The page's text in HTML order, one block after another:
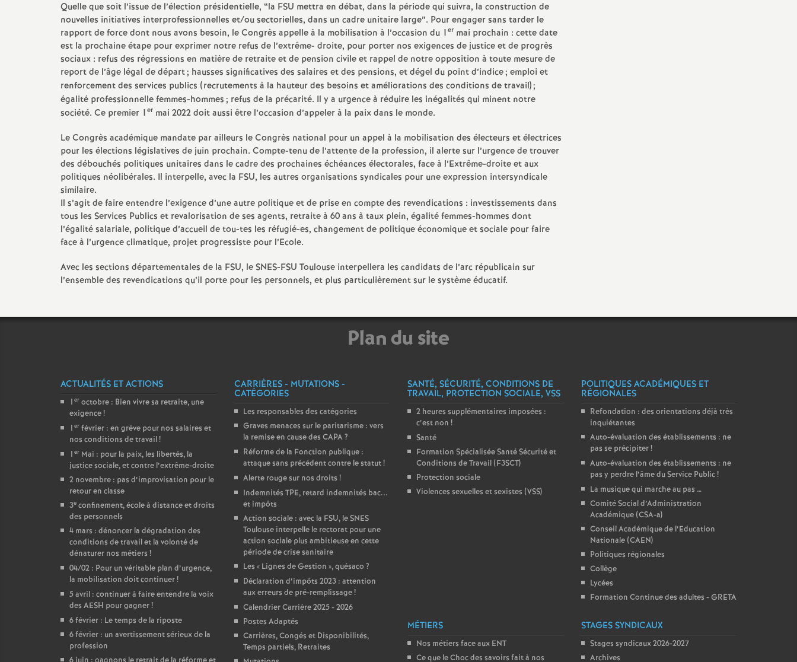
n
t
s
d
e
S
e
c
o
d
e
g
r
é
O
r
l
é
a
Quelle que soit l’issue de l’élection présidentielle, “la FSU mettra en débat, dans la période qui suivra, la construction de
nouvelles initiatives interprofessionnelles et/ou sectorielles, dans un cadre unitaire large”. Pour engager sans tarder le
rapport de force dont nous avons besoin, le Congrès appelle à la mobilisation à l’occasion du 1er mai prochain : cette date
est la prochaine étape pour exprimer notre refus de l’extrême- droite, pour porter nos exigences de justice et de progrès
sociaux : refus des régressions en matière de retraite et de pension civile et rappel de notre opposition à toute mesure de
report de l’âge légal de départ; hausses significatives des salaires et des pensions, et dégel du point d’indice; emploi et
renforcement des services publics (recrutements à la hauteur des besoins et améliorations des conditions de travail);
égalité professionnelle femmes-hommes; refus de la précarité. Il y a urgence à réduire les inégalités qui minent notre
société. Ce premier 1er mai 2022 doit aussi être l’occasion d’appeler à la paix dans le monde.
Le Congrès académique mandate par ailleurs le Congrès national pour un appel à la mobilisation des électeurs et électrices
pour les élections législatives de juin prochain. Compte-tenu de l’attente de la profession, il alerte sur l’urgence de trouver
des débouchés politiques unitaires dans le cadre des prochaines échéances électorales, face à l’Extrême-droite et aux
politiques néolibérales. Il interpelle, avec la FSU, les autres organisations syndicales pour une expression intersyndicale
similaire.
Il s’agit de faire entendre l’exigence d’une autre politique et de prise en compte des revendications : investissements dans
tous les Services Publics et revalorisation de ses agents, retraite à 60 ans à taux plein, égalité femmes-hommes dont
l’égalité salariale, politique d’accueil de tou-tes les réfugié-es, changement de politique économique et sociale pour faire
face à l’urgence climatique, projet progressiste pour l’Ecole.
Avec les sections départementales de la FSU, le SNES-FSU Toulouse interpellera les candidats de l’arc républicain sur
l’ensemble des revendications qu’il porte pour les personnels, et plus particulièrement sur le système éducatif.
Plan du site
ACTUALITÉS ET ACTIONS
1 er octobre : Bien vivre sa retraite, une
exigence!
1 er février : en grève pour nos salaires et
nos conditions de travail!
1 er Mai : pour la paix, les libertés, la
justice sociale, et contre l’extrême-droite
2 novembre : pas d’improvisation pour le
retour en classe
3e confinement, école à distance et droits
des personnels
4 mars : dénoncer la dégradation des
conditions de travail et la volonté de
dénaturer nos métiers !
04/02 : Pour un véritable plan d’urgence,
la mobilisation doit continuer!
5 avril : continuer à faire entendre la voix
des AESH pour gagner!
6 février : Le temps de la riposte
6 février : un avertissement sérieux de la
profession
CARRIÈRES - MUTATIONS -
CATÉGORIES
Les responsables des catégories
Graves menaces sur le paritarisme : vers
la remise en cause des CAPA?
Réforme de la Fonction publique :
attaque sans précédent contre le statut!
Alerte rouge sur nos droits !
Indemnités TPE, retard indemnités bac...
et impôts
Action sociale : avec la FSU, le SNES
Toulouse interpelle le rectorat pour une
action sociale plus ambitieuse en cette
période de crise sanitaire
Les « Lignes de Gestion », quésaco ?
Déclaration d’impôts 2023 : attention
aux erreurs de pré-remplissage!
Calendrier Carrière 2025 - 2026
Postes Adaptés
Carrières, Congés et Disponibilités,
Temps partiels, Retraites
SANTÉ, SÉCURITÉ, CONDITIONS DE
TRAVAIL, PROTECTION SOCIALE, VSS
2 heures supplémentaires imposées :
c’est non !
Santé
Formation Spécialisée Santé Sécurité et
Conditions de Travail (F3SCT)
Protection sociale
Violences sexuelles et sexistes (VSS)
POLITIQUES ACADÉMIQUES ET
RÉGIONALES
Refondation : des orientations déjà très
inquiétantes
Auto-évaluation des établissements : ne
pas se précipiter!
Auto-évaluation des établissements : ne
pas y perdre l’âme du Service Public!
La musique qui marche au pas …
Comité Social d’Administration
Académique (CSA-a)
Conseil Académique de l’Education
Nationale (CAEN)
Politiques régionales
Collège
Lycées
Formation Continue des adultes - GRETA
MÉTIERS
Nos métiers face aux ENT
Ce que le Choc des savoirs fait à nos
STAGES SYNDICAUX
Stages syndicaux 2026-2027
Archives